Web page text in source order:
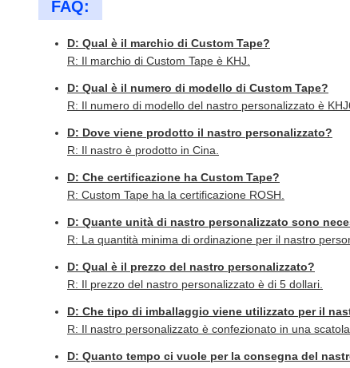
FAQ:
D: Qual è il marchio di Custom Tape?
R: Il marchio di Custom Tape è KHJ.
D: Qual è il numero di modello di Custom Tape?
R: Il numero di modello del nastro personalizzato è
D: Dove viene prodotto il nastro personalizzato?
R: Il nastro è prodotto in Cina.
D: Che certificazione ha Custom Tape?
R: Custom Tape ha la certificazione ROSH.
D: Quante unità di nastro personalizzato sono
R: La quantità minima di ordinazione per il nastro
D: Qual è il prezzo del nastro personalizzato?
R: Il prezzo del nastro personalizzato è di 5 dollari.
D: Che tipo di imballaggio viene utilizzato per il
R: Il nastro personalizzato è confezionato in una scatola.
D: Quanto tempo ci vuole per la consegna del